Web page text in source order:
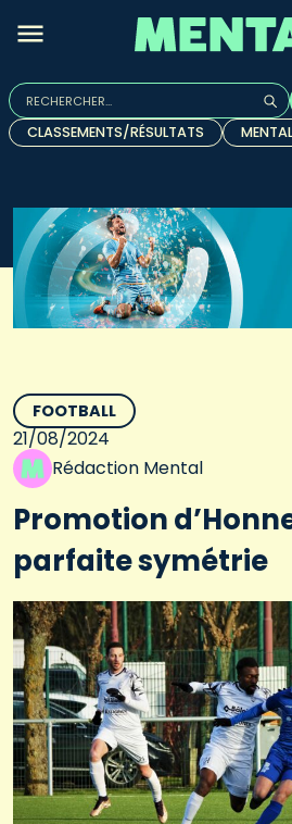
Rechercher :
Quand les résultats de l'auto-
CLASSEMENTS/RÉSULTATS
FOOTBALL
21/08/2024
Rédaction Mental
Promotion
parfaite symétrie